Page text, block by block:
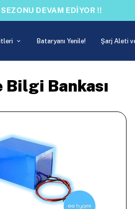
DEVAM EDİYOR !!
Bataryanı Yenile! Şarj Aleti
Bilgi Bankası